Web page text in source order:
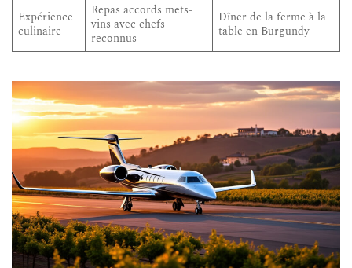
Expérience
culinaire
Repas accords mets-
vins avec chefs
reconnus
Dîner de la ferme à la
table en Burgundy